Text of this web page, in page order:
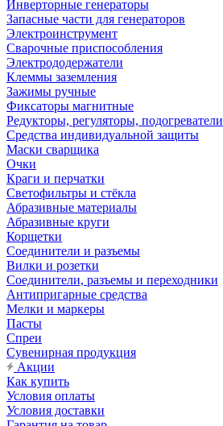
Инверторные генераторы
Запасные части для генераторов
Электроинструмент
Сварочные приспособления
Электрододержатели
Клеммы заземления
Зажимы ручные
Фиксаторы магнитные
Редукторы, регуляторы, подогреватели
Средства индивидуальной защиты
Маски сварщика
Очки
Краги и перчатки
Светофильтры и стёкла
Абразивные материалы
Абразивные круги
Корщетки
Соединители и разъемы
Вилки и розетки
Соединители, разъемы и переходники
Антипригарные средства
Мелки и маркеры
Пасты
Спреи
Сувенирная продукция
Акции
Как купить
Условия оплаты
Условия доставки